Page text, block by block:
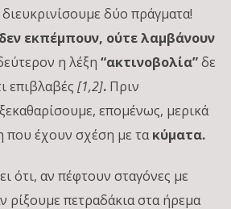
δύο πράγματα!
δεν εκπέμπουν, ούτε λαμβάνουν
η λέξη “ακτινοβολία”δε
επιβλαβές[1,2]. Πριν
επομένως, μερικά
που έχουν σχέση με τακύματα.
ότι, αν πέφτουν σταγόνες με
ρίξουμε πετραδάκια στα ήρεμα